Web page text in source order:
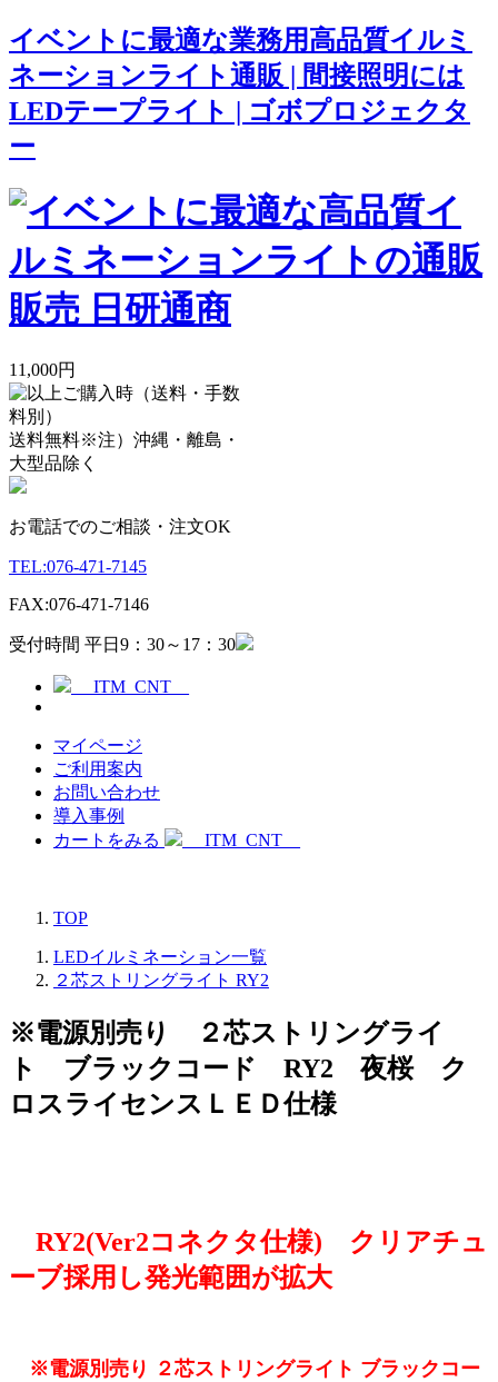
イベントに最適な業務用高品質イルミ
ネーションライト通販 | 間接照明には
LEDテープライト | ゴボプロジェクタ
ー
11,000円
送料無料※注）沖縄・離島・
大型品除く
お電話でのご相談・注文OK
TEL:076-471-7145
FAX:076-471-7146
受付時間 平日9：30～17：30
__ITM_CNT__
マイページ
ご利用案内
お問い合わせ
導入事例
カートをみる
__ITM_CNT__
TOP
LEDイルミネーション一覧
２芯ストリングライト RY2
※電源別売り ２芯ストリングライ
ト ブラックコード RY2 夜桜 ク
ロスライセンスＬＥＤ仕様
RY2(Ver2コネクタ仕様) クリアチュ
ーブ採用し発光範囲が拡大
※電源別売り ２芯ストリングライト ブラックコー